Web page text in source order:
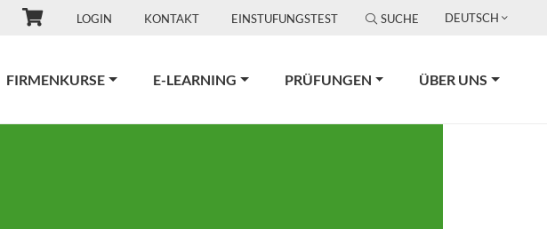
LOGIN KONTAKT EINSTUFUNGSTEST SUCHE DEUTSCH
FIRMENKURSE E-LEARNING PRÜFUNGEN ÜBER UNS